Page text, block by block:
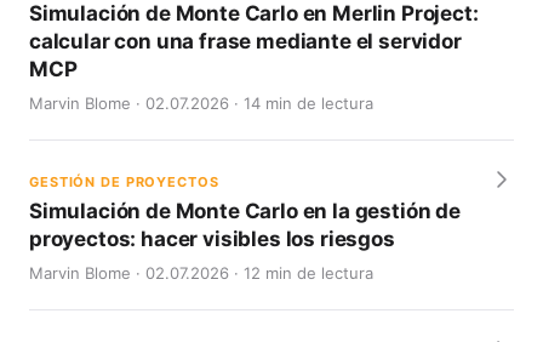
Simulación de Monte Carlo en Merlin Project:
calcular con una frase mediante el servidor
MCP
Marvin Blome · 02.07.2026 · 14 min de lectura
GESTIÓN DE PROYECTOS
Simulación de Monte Carlo en la gestión de
proyectos: hacer visibles los riesgos
Marvin Blome · 02.07.2026 · 12 min de lectura